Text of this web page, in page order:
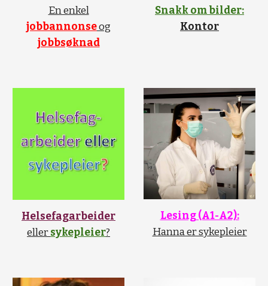
En enkel
jobbannonseog
jobbsøknad
Snakk om bilder:
Kontor
Helsefagarbeider
ellersykepleier?
Lesing (A1-A2):
Hanna er sykepleier